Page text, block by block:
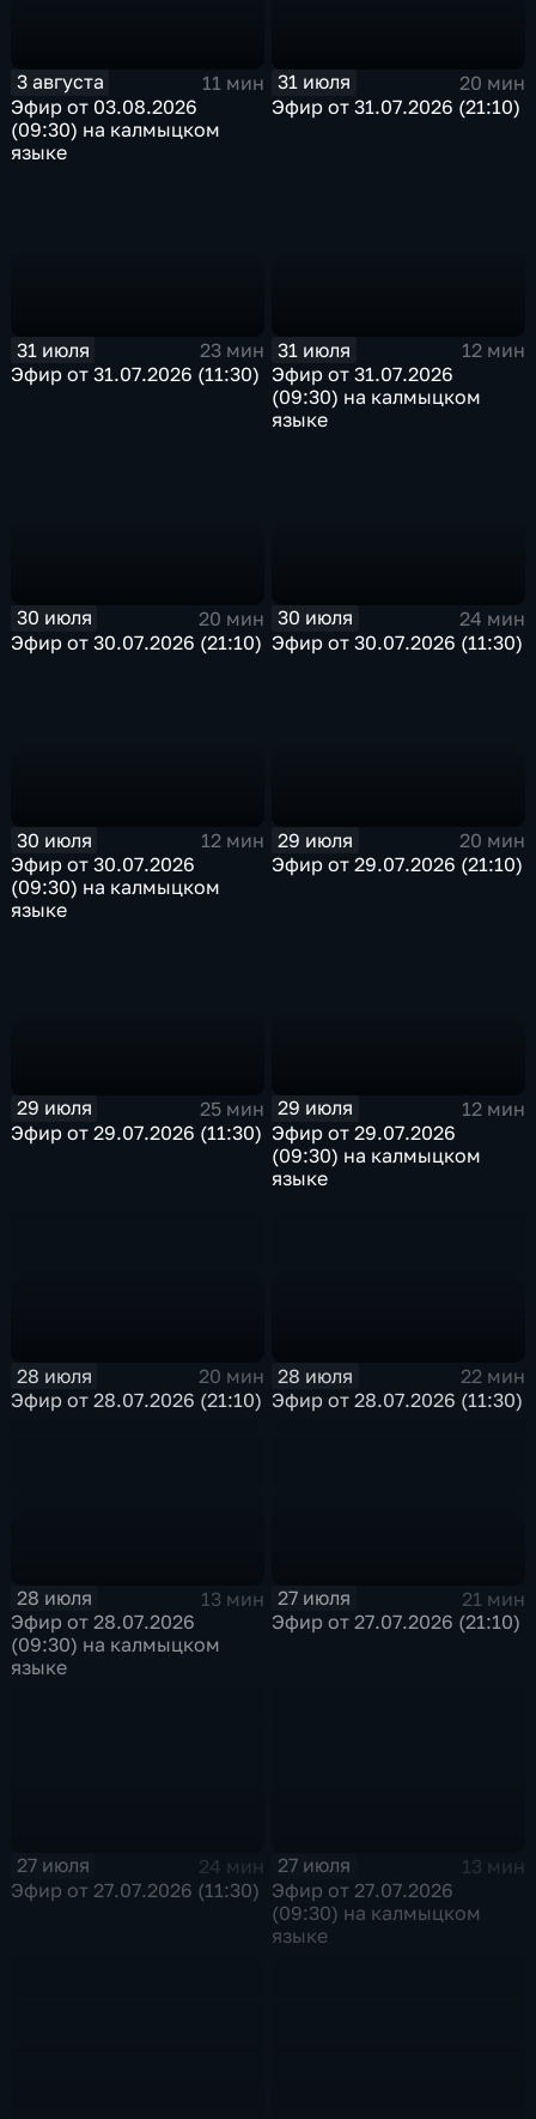
3 августа
11 мин
Эфир от 03.08.2026
(09:30) на калмыцком
языке
31 июля
20 мин
Эфир от 31.07.2026 (21:10)
31 июля
23 мин
Эфир от 31.07.2026 (11:30)
31 июля
12 мин
Эфир от 31.07.2026
(09:30) на калмыцком
языке
30 июля
20 мин
Эфир от 30.07.2026 (21:10)
30 июля
24 мин
Эфир от 30.07.2026 (11:30)
30 июля
12 мин
Эфир от 30.07.2026
(09:30) на калмыцком
языке
29 июля
20 мин
Эфир от 29.07.2026 (21:10)
29 июля
25 мин
Эфир от 29.07.2026 (11:30)
29 июля
12 мин
Эфир от 29.07.2026
(09:30) на калмыцком
языке
28 июля
20 мин
Эфир от 28.07.2026 (21:10)
28 июля
22 мин
Эфир от 28.07.2026 (11:30)
28 июля
13 мин
Эфир от 28.07.2026
(09:30) на калмыцком
языке
27 июля
21 мин
Эфир от 27.07.2026 (21:10)
27 июля
24 мин
Эфир от 27.07.2026 (11:30)
27 июля
13 мин
Эфир от 27.07.2026
(09:30) на калмыцком
языке